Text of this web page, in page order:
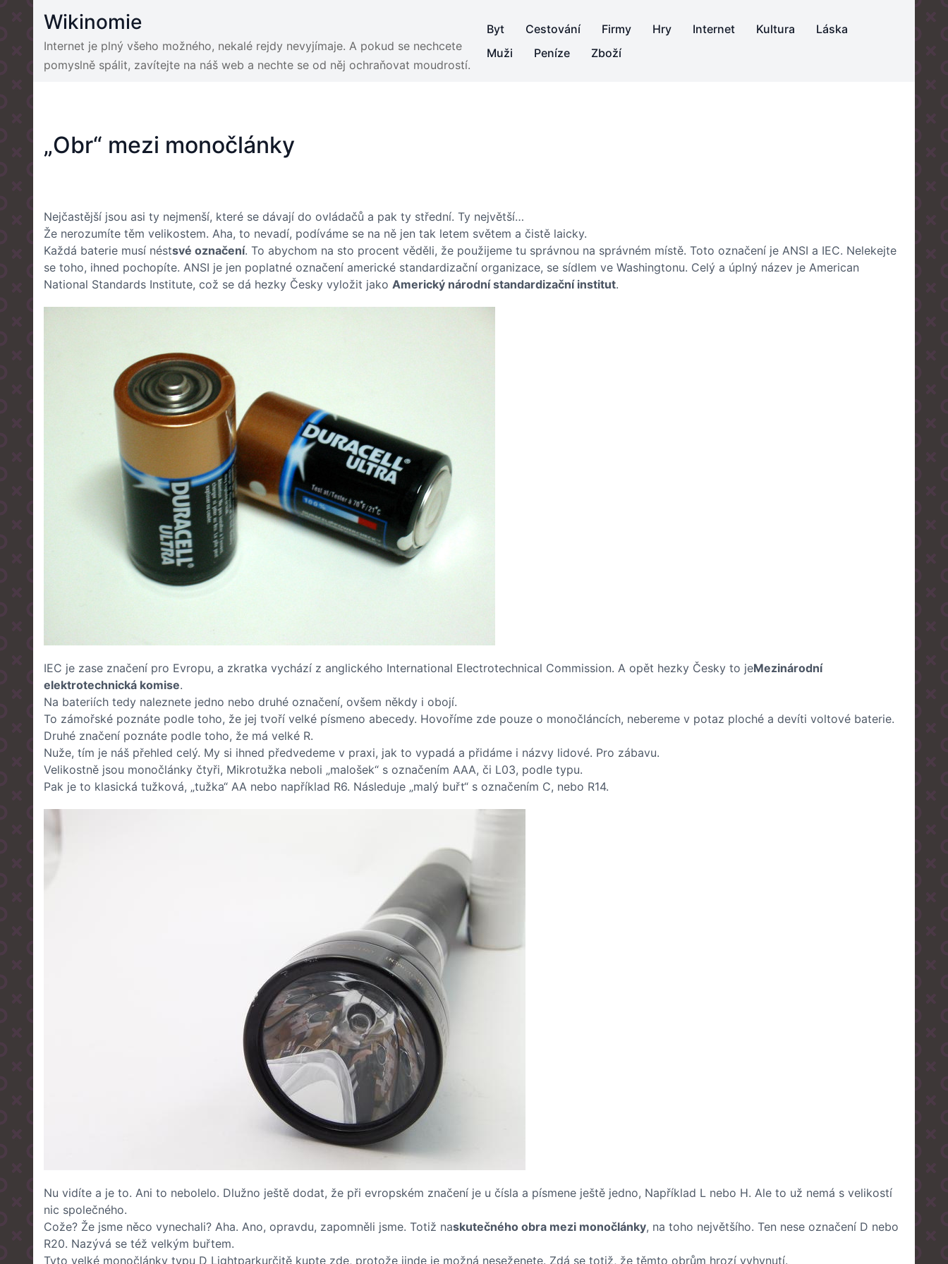
content
Wikinomie
Internet je plný všeho možného, nekalé rejdy nevyjímaje. A pokud se nechcete
pomyslně spálit, zavítejte na náš web a nechte se od něj ochraňovat moudrostí.
Byt Cestování Firmy Hry Internet Kultura
Láska
Muži
Peníze Zboží
„Obr“ mezi monočlánky
Nejčastější jsou asi ty nejmenší, které se dávají do ovládačů a pak ty střední. Ty největší…
Že nerozumíte těm velikostem. Aha, to nevadí, podíváme se na ně jen tak letem světem a čistě laicky.
Každá baterie musí néstsvé označení. To abychom na sto procent věděli, že použijeme tu správnou na správném místě. Toto označení je ANSI a IEC. Nelekejte
se toho, ihned pochopíte. ANSI je jen poplatné označení americké standardizační organizace, se sídlem ve Washingtonu. Celý a úplný název je American
National Standards Institute, což se dá hezky Česky vyložit jako Americký národní standardizační institut.
IEC je zase značení pro Evropu, a zkratka vychází z anglického International Electrotechnical Commission. A opět hezky Česky to jeMezinárodní
elektrotechnická komise.
Na bateriích tedy naleznete jedno nebo druhé označení, ovšem někdy i obojí.
To zámořské poznáte podle toho, že jej tvoří velké písmeno abecedy. Hovoříme zde pouze o monočláncích, nebereme v potaz ploché a devíti voltové baterie.
Druhé značení poznáte podle toho, že má velké R.
Nuže, tím je náš přehled celý. My si ihned předvedeme v praxi, jak to vypadá a přidáme i názvy lidové. Pro zábavu.
Velikostně jsou monočlánky čtyři, Mikrotužka neboli „malošek“ s označením AAA, či L03, podle typu.
Pak je to klasická tužková, „tužka“ AA nebo například R6. Následuje „malý buřt“ s označením C, nebo R14.
Nu vidíte a je to. Ani to nebolelo. Dlužno ještě dodat, že při evropském značení je u čísla a písmene ještě jedno, Například L nebo H. Ale to už nemá s velikostí
nic společného.
Cože? Že jsme něco vynechali? Aha. Ano, opravdu, zapomněli jsme. Totiž naskutečného obra mezi monočlánky, na toho největšího. Ten nese označení D nebo
R20. Nazývá se též velkým buřtem.
Tyto velké monočlánky typu D Lightparkurčitě kupte zde, protože jinde je možná neseženete. Zdá se totiž, že těmto obrům hrozí vyhynutí.